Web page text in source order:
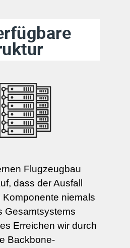
Flugzeugbau
dass der Ausfall
niemals
Gesamtsystems
Erreichen wir durch
Backbone-